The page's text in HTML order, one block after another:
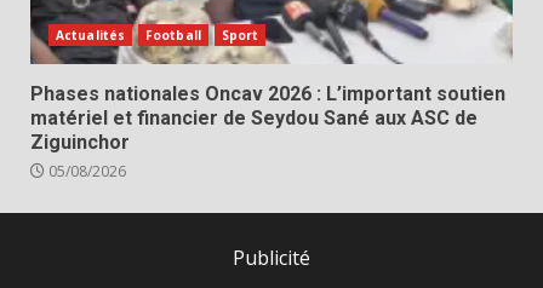
Actualités Football Sport
Phases nationales Oncav 2026 : L’important soutien
matériel et financier de Seydou Sané aux ASC de
Ziguinchor
05/08/2026
Publicité